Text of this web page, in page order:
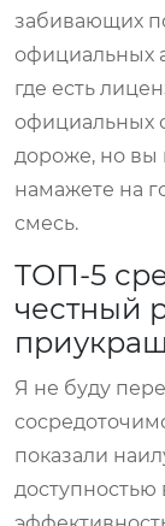
забивающих
официальных
где есть
официальных
дороже, но вы
намажете на
смесь.
ТОП-5
честный
Я не буду
показали